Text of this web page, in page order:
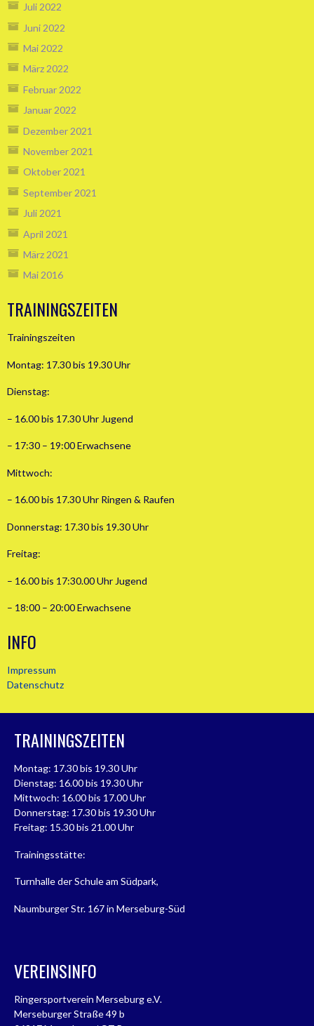
Juli 2022
Juni 2022
Mai 2022
März 2022
Februar 2022
Januar 2022
Dezember 2021
November 2021
Oktober 2021
September 2021
Juli 2021
April 2021
März 2021
Mai 2016
TRAININGSZEITEN
Trainingszeiten
Montag: 17.30 bis 19.30 Uhr
Dienstag:
– 16.00 bis 17.30 Uhr Jugend
– 17:30 – 19:00 Erwachsene
Mittwoch:
– 16.00 bis 17.30 Uhr Ringen & Raufen
Donnerstag: 17.30 bis 19.30 Uhr
Freitag:
– 16.00 bis 17:30.00 Uhr Jugend
– 18:00 – 20:00 Erwachsene
INFO
Impressum
Datenschutz
TRAININGSZEITEN
Montag: 17.30 bis 19.30 Uhr
Dienstag: 16.00 bis 19.30 Uhr
Mittwoch: 16.00 bis 17.00 Uhr
Donnerstag: 17.30 bis 19.30 Uhr
Freitag: 15.30 bis 21.00 Uhr
Trainingsstätte:
Turnhalle der Schule am Südpark,
Naumburger Str. 167 in Merseburg-Süd
VEREINSINFO
Ringersportverein Merseburg e.V.
Merseburger Straße 49 b